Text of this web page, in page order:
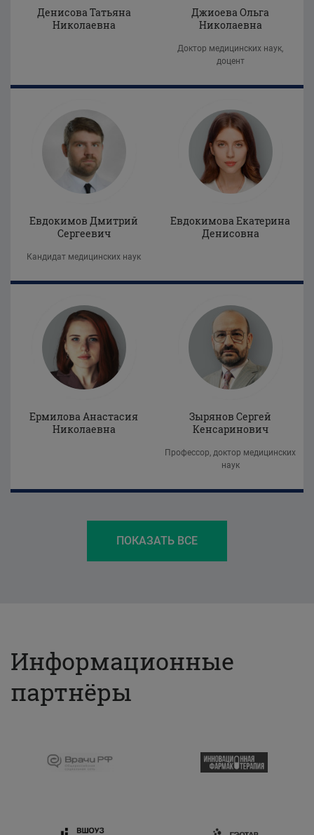
Денисова Татьяна
Николаевна
Джиоева Ольга
Николаевна
Доктор медицинских наук,
доцент
Евдокимов Дмитрий
Сергеевич
Кандидат медицинских наук
Евдокимова Екатерина
Денисовна
Ермилова Анастасия
Николаевна
Зырянов Сергей
Кенсаринович
Профессор, доктор медицинских
наук
ПОКАЗАТЬ ВСЕ
Информационные
партнёры